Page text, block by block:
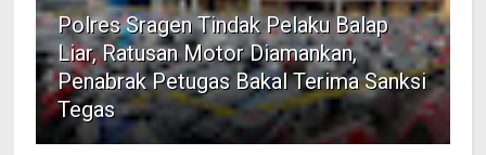
Polres Sragen Tindak Pelaku Balap
Liar, Ratusan Motor Diamankan,
Penabrak Petugas Bakal Terima Sanksi
Tegas